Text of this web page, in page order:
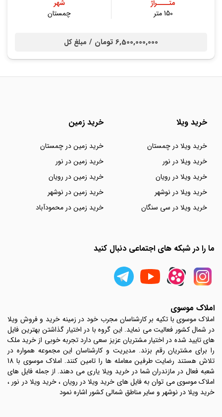
متــــراژ
150 متر
شهر
چمستان
6,500,000,000 تومان / مبلغ کل
خرید ویلا
خرید ویلا در چمستان
خرید ویلا در نور
خرید ویلا در رویان
خرید ویلا در نوشهر
خرید ویلا در سی سنگان
خرید زمین
خرید زمین در چمستان
خرید زمین در نور
خرید زمین در رویان
خرید زمین در نوشهر
خرید زمین در محمودآباد
ما را در شبکه های اجتماعی دنبال کنید
املاک موسوی
املاک موسوی با تکیه بر کارشناسان مجرب خود در زمینه خرید و فروش ویلا
در شمال کشور فعالیت می نماید. این گروه با در اختیار گذاشتن بهترین فایل
های تایید شده در اختیار مشتریان عزیز سعی دارد تجربه خوبی از خرید ملک
را برای مشتریان رقم بزند. مدیریت و کارشناسان این مجموعه همواره در
تلاش هستند رضایت طرفین معامله ها را تامین کنند. املاک موسوی با 18
شعبه فعال در مازندران شما در خرید ویلا یاری می دهند. از جمله فایل های
املاک موسوی می توان به فایل های خرید ویلا در رویان ، خرید ویلا در نور ،
خرید ویلا در نوشهر و سایر مناطق شمالی کشور اشاره نمود